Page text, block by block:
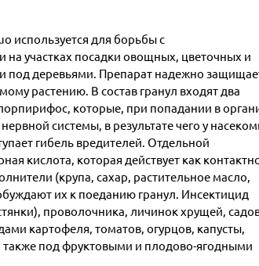
используется для борьбы с
участках посадки овощных, цветочных и
под деревьями. Препарат надежно
растению. В состав гранул входят два
которые, при попадании в
системы, в результате чего у
гибель вредителей. Отдельной
кислота, которая действует как
(крупа, сахар, растительное масло,
их к поеданию гранул. Инсектицид
проволочника, личинок хрущей,
картофеля, томатов, огурцов, капусты,
под фруктовыми и плодово-ягодными